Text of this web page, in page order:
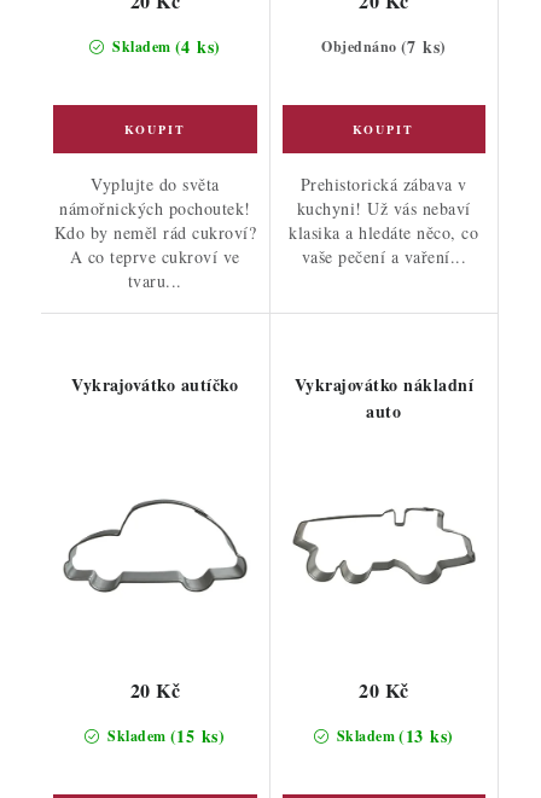
Skladem (4 ks)
Vyplujte do světa
námořnických pochoutek!
Kdo by neměl rád cukroví?
A co teprve cukroví ve
tvaru...
Objednáno (7 ks)
Prehistorická zábava v
kuchyni! Už vás nebaví
klasika a hledáte něco, co
vaše pečení a vaření...
Vykrajovátko autíčko
Skladem (15 ks)
20 Kč
Vykrajovátko nákladní
auto
Skladem(13 ks)
20 Kč